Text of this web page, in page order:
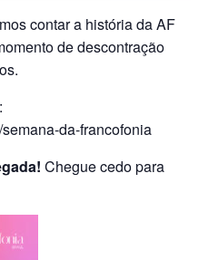
contar a história da AF
de descontração
da-francofonia
Chegue cedo para